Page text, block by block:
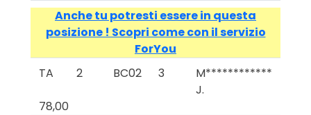
Anche tu potresti essere in questa
posizione ! Scopri come con il servizio
ForYou
TA
2 BC02 3
M************
J.
78,00